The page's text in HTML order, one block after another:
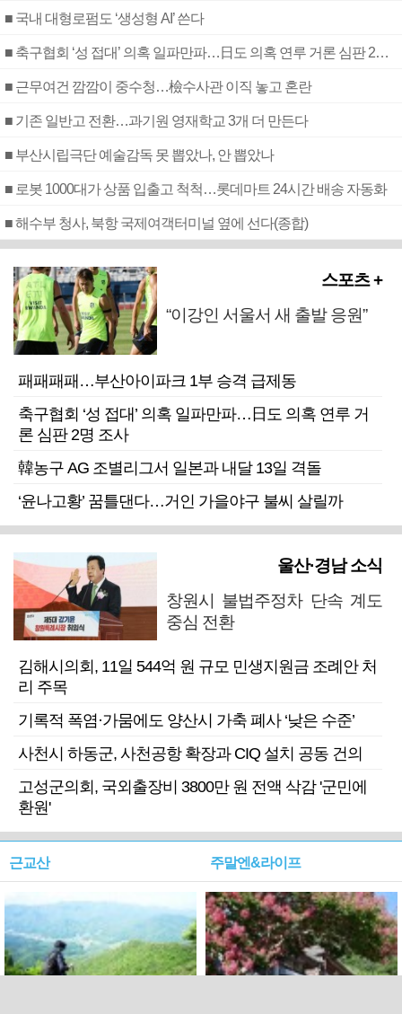
■ 국내 대형로펌도 ‘생성형 AI’ 쓴다
■ 축구협회 ‘성 접대’ 의혹 일파만파…日도 의혹 연루 거론 심판 2명 조사
■ 근무여건 깜깜이 중수청…檢수사관 이직 놓고 혼란
■ 기존 일반고 전환…과기원 영재학교 3개 더 만든다
■ 부산시립극단 예술감독 못 뽑았나, 안 뽑았나
■ 로봇 1000대가 상품 입출고 척척…롯데마트 24시간 배송 자동화
■ 해수부 청사, 북항 국제여객터미널 옆에 선다(종합)
스포츠 +
“이강인 서울서 새 출발 응원”
패패패패…부산아이파크 1부 승격 급제동
축구협회 ‘성 접대’ 의혹 일파만파…日도 의혹 연루 거
론 심판 2명 조사
韓농구 AG 조별리그서 일본과 내달 13일 격돌
‘윤나고황’ 꿈틀댄다…거인 가을야구 불씨 살릴까
울산·경남 소식
창원시 불법주정차 단속 계도
중심 전환
김해시의회, 11일 544억 원 규모 민생지원금 조례안 처
리 주목
기록적 폭염·가뭄에도 양산시 가축 폐사 ‘낮은 수준’
사천시 하동군, 사천공항 확장과 CIQ 설치 공동 건의
고성군의회, 국외출장비 3800만 원 전액 삭감 '군민에
환원'
근교산 주말엔&라이프